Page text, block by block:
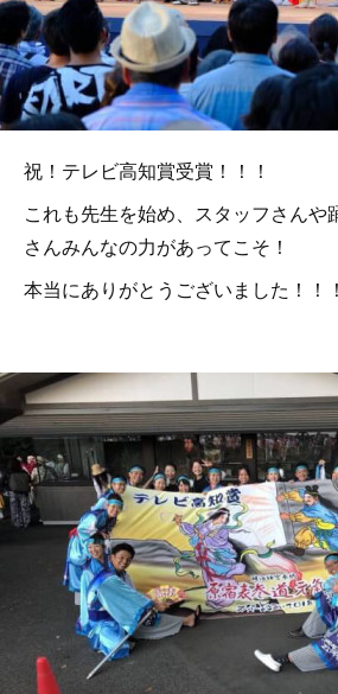
祝！テレビ高知賞受賞！！！
これも先生を始め、スタッフさんや
さんみんなの力があってこそ！
本当にありがとうございました！！